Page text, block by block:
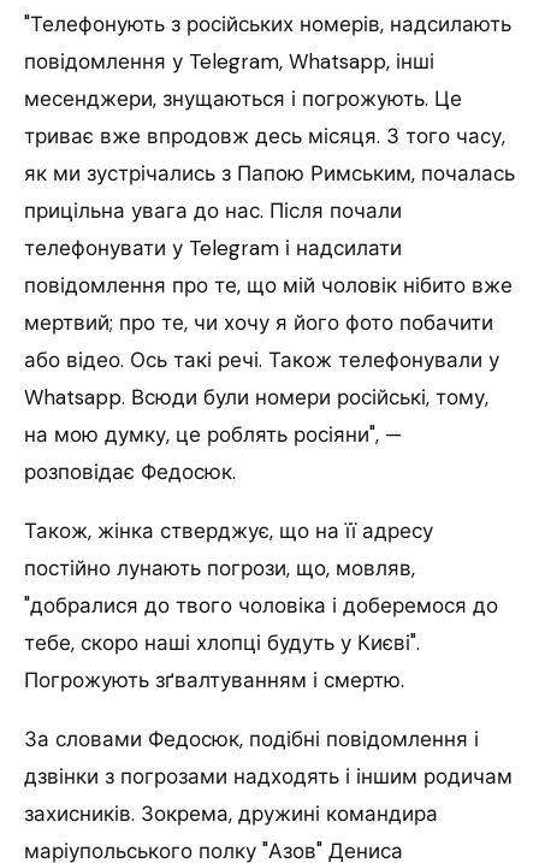
"Телефонують з російських номерів, надсилають
повідомлення у Telegram, Whatsapp, інші
месенджери, знущаються і погрожують. Це
триває вже впродовж десь місяця. З того часу,
як ми зустрічались з Папою Римським, почалась
прицільна увага до нас. Після почали
телефонувати у Telegram і надсилати
повідомлення про те, що мій чоловік нібито вже
мертвий; про те, чи хочу я його фото побачити
або відео. Ось такі речі. Також телефонували у
Whatsapp. Всюди були номери російські, тому,
на мою думку, це роблять росіяни", —
розповідає Федосюк.
Також, жінка стверджує, що на її адресу
постійно лунають погрози, що, мовляв,
"добралися до твого чоловіка і доберемося до
тебе, скоро наші хлопці будуть у Києві".
Погрожують зґвалтуванням і смертю.
За словами Федосюк, подібні повідомлення і
дзвінки з погрозами надходять і іншим родичам
захисників. Зокрема, дружині командира
маріупольського полку "Азов" Дениса